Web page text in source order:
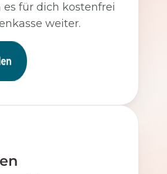
es für dich kostenfrei
weiter.